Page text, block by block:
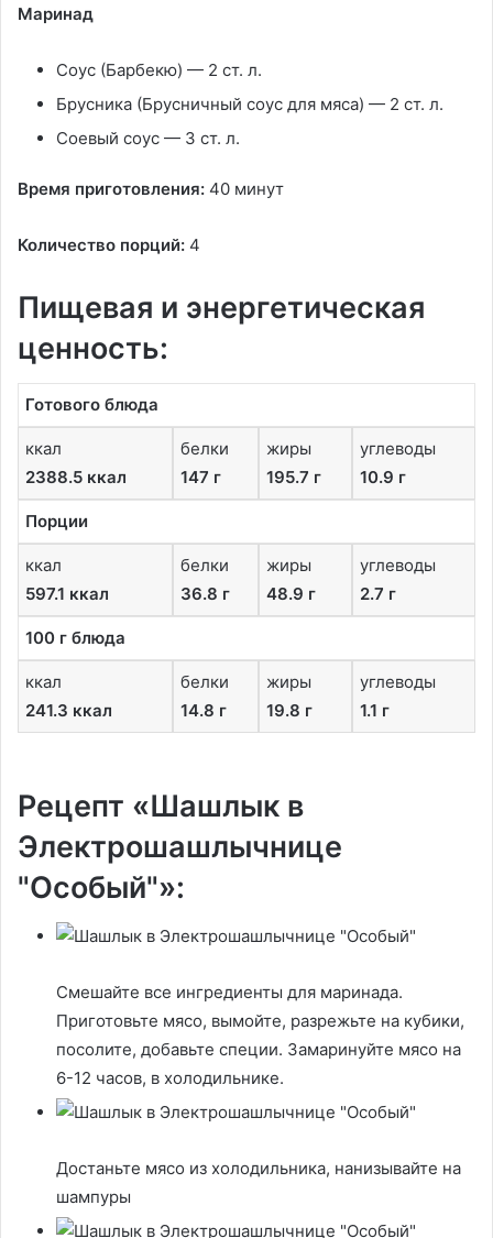
Маринад
Соус (Барбекю) — 2 ст. л.
Брусника (Брусничный соус для мяса) — 2 ст. л.
Соевый соус — 3 ст. л.
Время приготовления: 40 минут
Количество порций: 4
Пищевая и энергетическая
ценность:
Готового блюда
ккал
2388.5 ккал
белки
147 г
жиры
195.7 г
углеводы
10.9 г
Порции
ккал
597.1 ккал
белки
36.8 г
жиры
48.9 г
углеводы
2.7 г
100 г блюда
ккал
241.3 ккал
белки
14.8 г
жиры
19.8 г
углеводы
1.1 г
Рецепт «Шашлык в
Электрошашлычнице
"Особый"»:
Смешайте все ингредиенты для маринада.
Приготовьте мясо, вымойте, разрежьте на кубики,
посолите, добавьте специи. Замаринуйте мясо на
6-12 часов, в холодильнике.
Достаньте мясо из холодильника, нанизывайте на
шампуры